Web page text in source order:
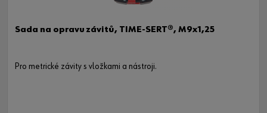
Sada na opravu závitů, TIME-SERT®, M9x1,25
Pro metrické závity s vložkami a nástroji.